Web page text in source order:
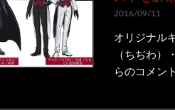
2016/09/11
オリジナル
（ちぢわ）
らのコメン